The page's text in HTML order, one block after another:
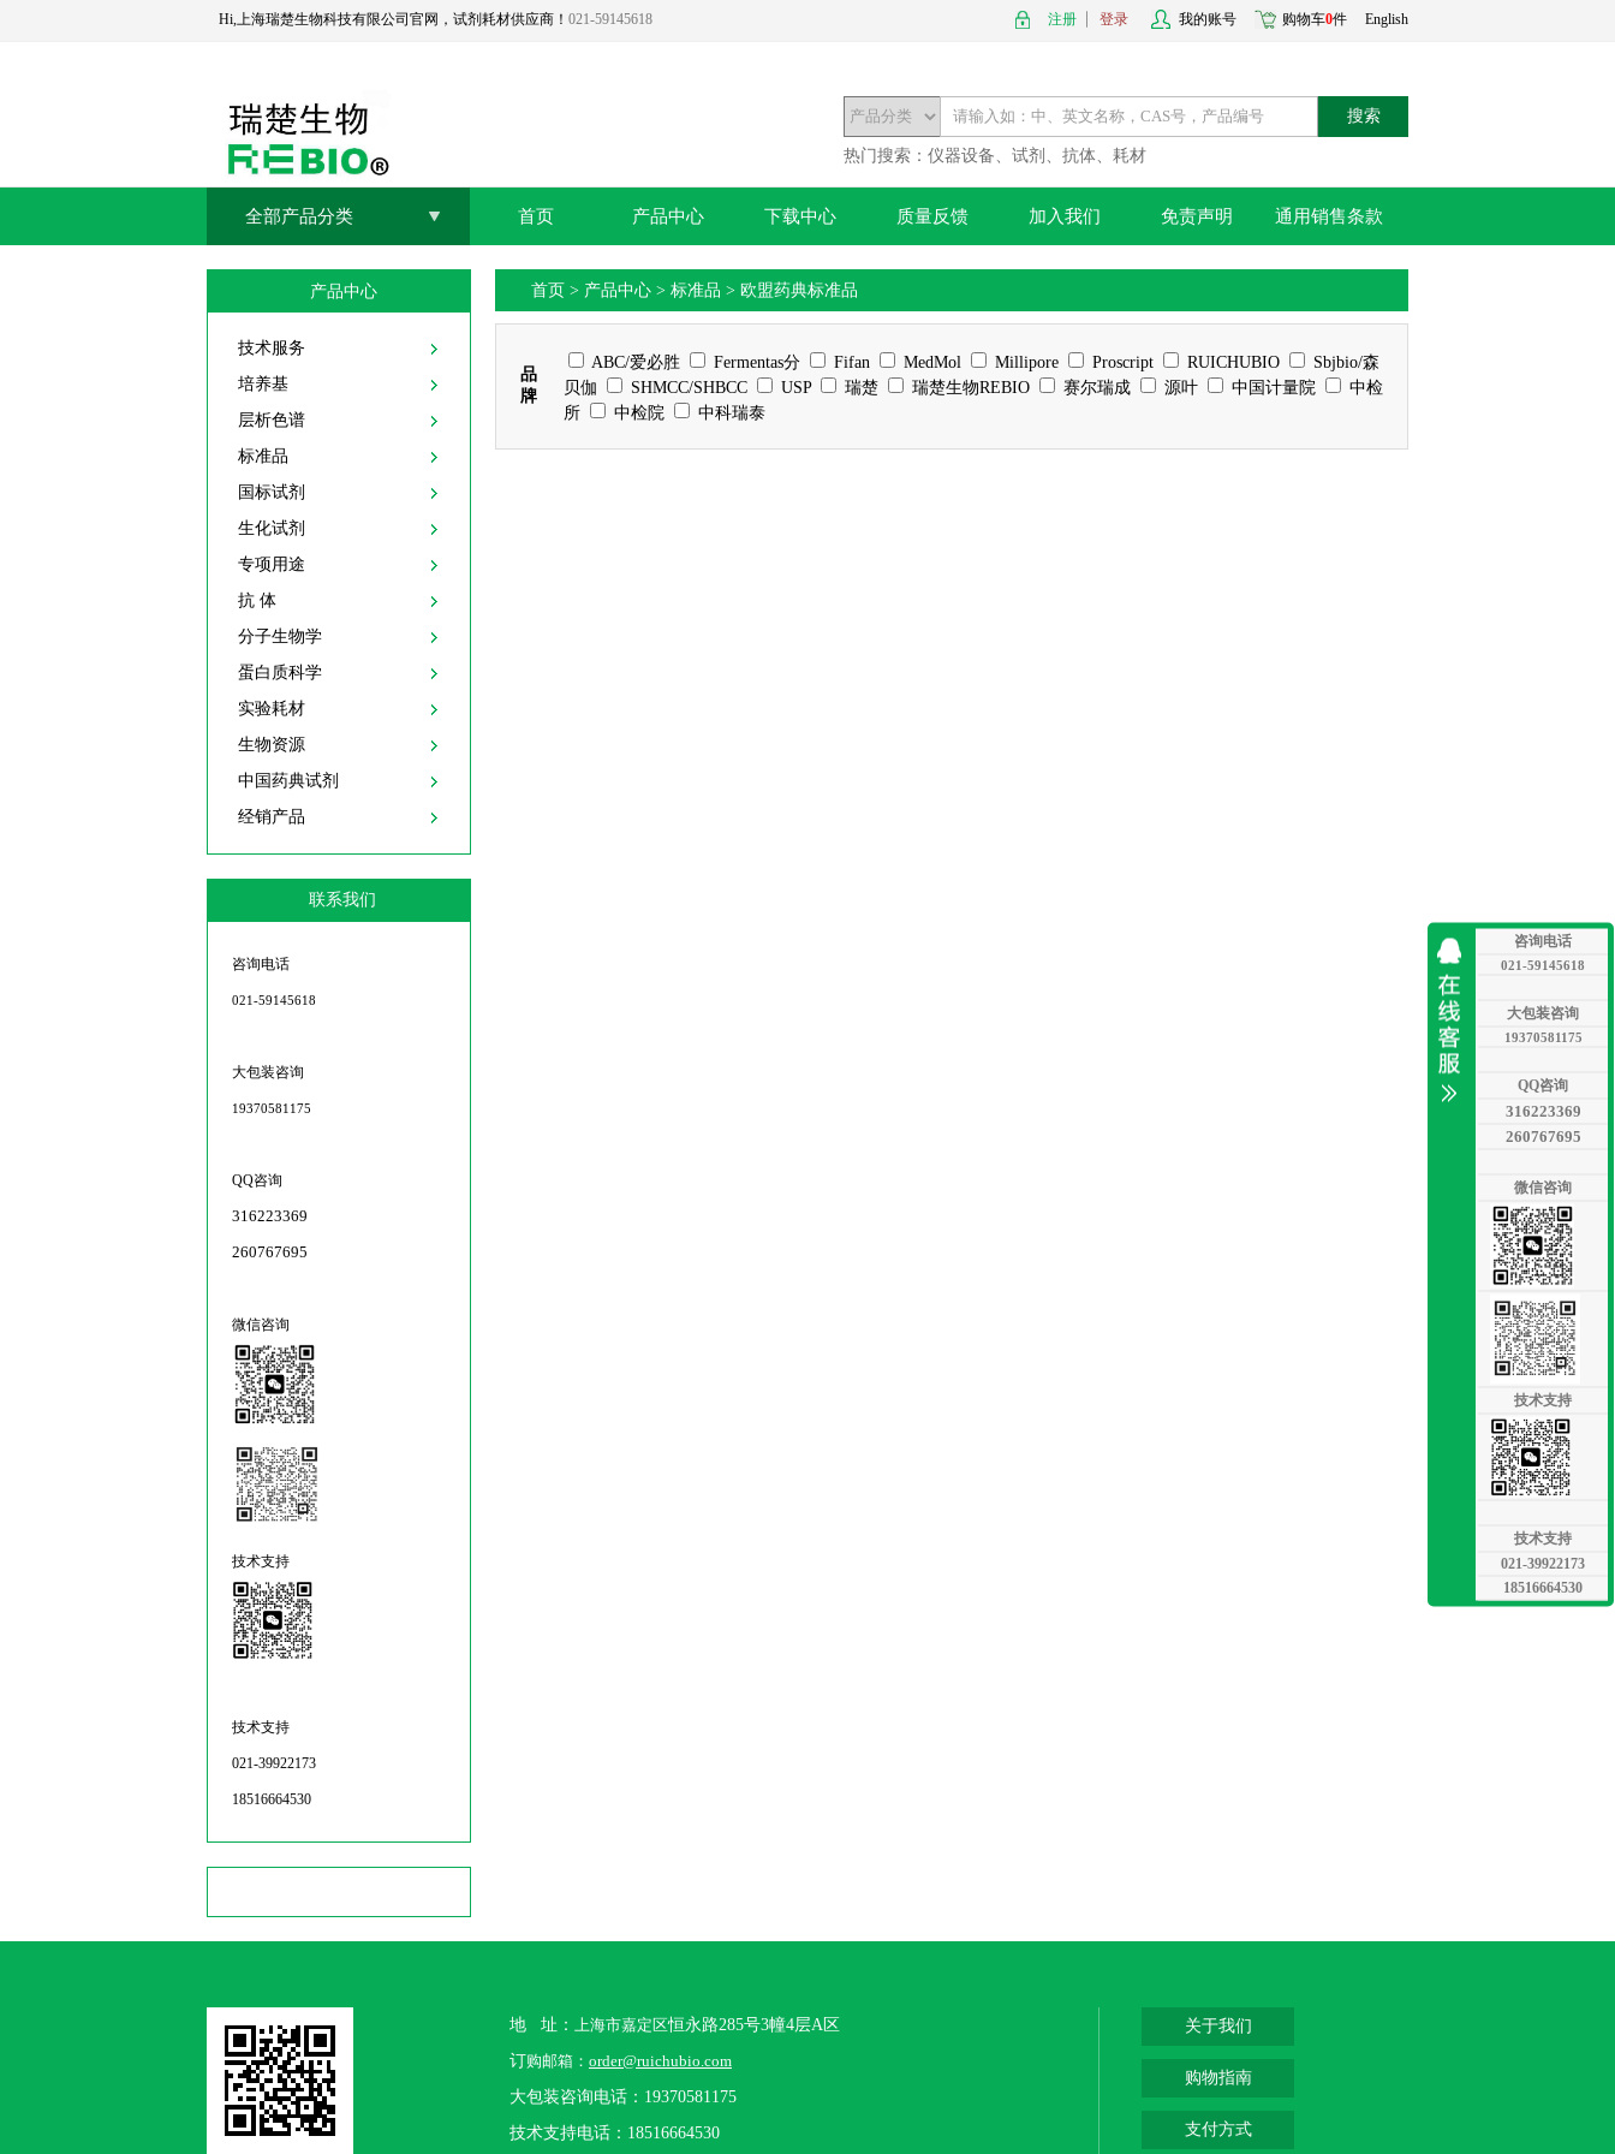
Hi,上海瑞楚生物科技有限公司官网，试剂耗材供应商！ 021-59145618 注册 登录 我的账号 购物车0件 English
搜索
热门搜索： 仪器设备、试剂、抗体、耗材
全部产品分类 首页 产品中心 下载中心 质量反馈 加入我们 免责声明 通用销售条款
产品中心
技术服务
培养基
层析色谱
标准品
国标试剂
生化试剂
专项用途
抗 体
分子生物学
蛋白质科学
实验耗材
生物资源
中国药典试剂
经销产品
联系我们
咨询电话
021-59145618
大包装咨询
19370581175
QQ咨询
316223369
260767695
微信咨询
技术支持
技术支持
021-39922173
18516664530
首页 > 产品中心 > 标准品 > 欧盟药典标准品
品
牌
ABC/爱必胜 Fermentas分 Fifan MedMol Millipore Proscript RUICHUBIO
Sbjbio/森
贝伽
SHMCC/SHBCC USP 瑞楚 瑞楚生物REBIO 赛尔瑞成 源叶 中国计量院
中检
所
中检院 中科瑞泰
地 址： 上海市嘉定区恒永路285号3幢4层A区
订购邮箱： order@ruichubio.com
大包装咨询电话：19370581175
技术支持电话：18516664530
关于我们
购物指南
支付方式
咨询电话
021-59145618
大包装咨询
19370581175
QQ咨询
316223369
260767695
微信咨询
技术支持
技术支持
021-39922173
18516664530